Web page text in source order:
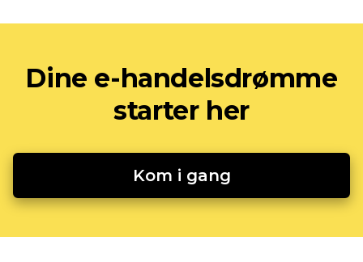
Dine e-handelsdrømme
starter her
Kom i gang